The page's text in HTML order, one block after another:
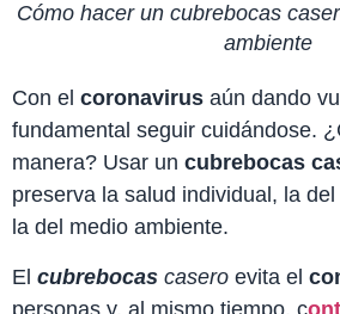
Cómo hacer un cubrebocas
ambiente
Con el coronavirus aún dando
fundamental seguir cuidándose.
manera? Usar un cubrebocas
preserva la salud individual, la
la del medio ambiente.
El cubrebocas casero evita el
personas y, al mismo tiempo, c